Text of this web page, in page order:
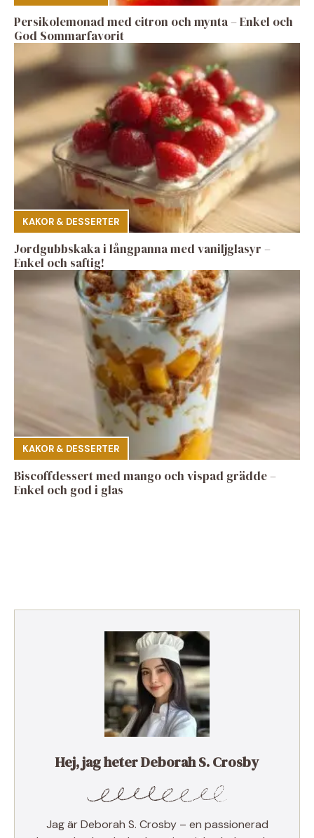
Persikolemonad med citron och mynta – Enkel och
God Sommarfavorit
KAKOR & DESSERTER
Jordgubbskaka i långpanna med vaniljglasyr –
Enkel och saftig!
KAKOR & DESSERTER
Biscoffdessert med mango och vispad grädde –
Enkel och god i glas
Hej, jag heter Deborah S. Crosby
Jag är Deborah S. Crosby – en passionerad